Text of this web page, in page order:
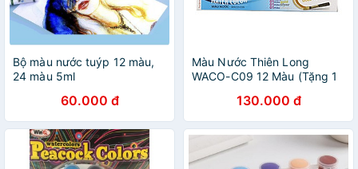
Bộ màu nước tuýp 12 màu,
24 màu 5ml
60.000 đ
Màu Nước Thiên Long
WACO-C09 12 Màu (Tặng 1
Màu Trắng)130.000 đ